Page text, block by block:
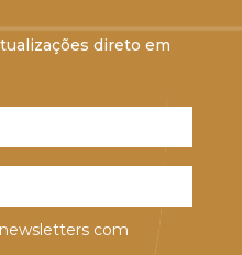
direto em
com